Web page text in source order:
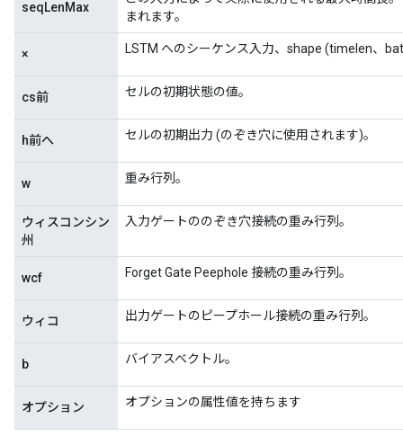
seqLenMax
まれます。
× LSTM へのシーケンス入力、shape (timelen、
cs前 セルの初期状態の値。
h前へ セルの初期出力 (のぞき穴に使用されます)。
w 重み行列。
ウィスコンシン
州
入力ゲートののぞき穴接続の重み行列。
wcf Forget Gate Peephole 接続の重み行列。
ウィコ 出力ゲートのピープホール接続の重み行列。
b バイアスベクトル。
オプション オプションの属性値を持ちます